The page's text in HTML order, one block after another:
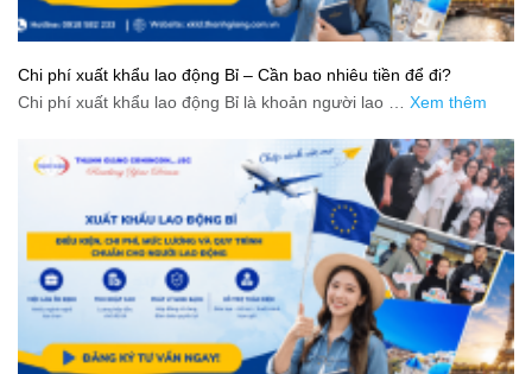
Chi phí xuất khẩu lao động Bỉ – Cần bao nhiêu tiền để đi?
Chi phí xuất khẩu lao động Bỉ là khoản người lao … Xem thêm